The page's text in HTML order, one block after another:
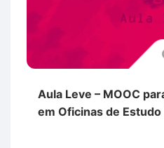
Aula Leve – MOOC
em Oficinas de Estudo